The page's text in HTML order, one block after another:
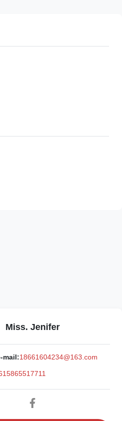
Miss. Jenifer
mail:18661604234@163.com